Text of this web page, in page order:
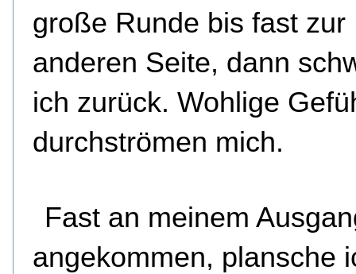
große Runde bis fast zur
anderen Seite, dann
ich zurück. Wohlige
durchströmen mich.
Fast an meinem
angekommen, plansche